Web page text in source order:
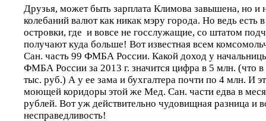
Друзья, может быть зарплата Климова завышена, но и
колебаний валют как никак мэру города. Но ведь есть
островки, где и вовсе не госслужащие, со штатом
получают куда больше! Вот известная всем
Сан. часть 99 ФМБА России. Какой доход у
ФМБА России за 2013 г. значится цифра в 5 млн. (что в
тыс. руб.) А у ее зама и бухгалтера почти по 4 млн. И
моющей коридоры этой же Мед. Сан. части едва в
рублей. Вот уж действительно чудовищная разница и
несправедливость!